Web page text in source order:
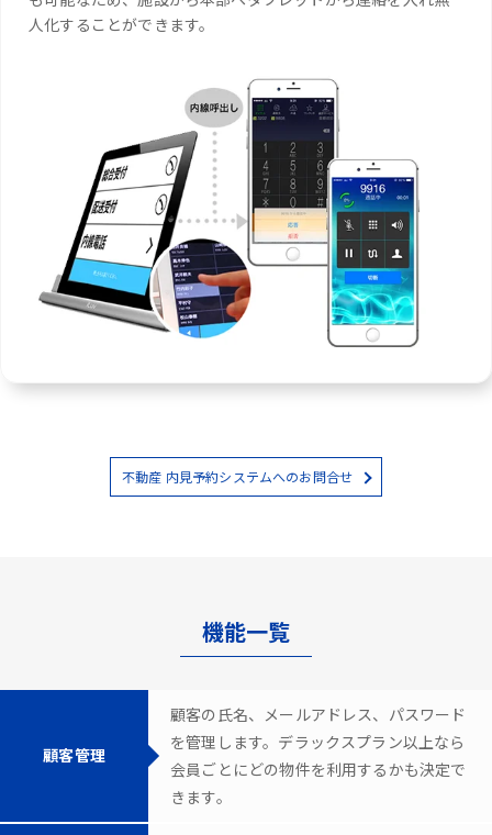
人化することができます。
不動産 内見予約システムへのお問合せ
機能一覧
顧客管理
顧客の氏名、メールアドレス、パスワード
を管理します。デラックスプラン以上なら
会員ごとにどの物件を利用するかも決定で
きます。